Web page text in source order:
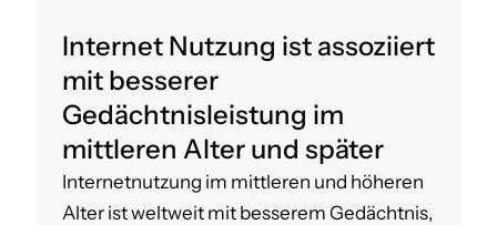
Internet Nutzung ist assoziiert
mit besserer
Gedächtnisleistung im
mittleren Alter und später
Internetnutzung im mittleren und höheren
Alter ist weltweit mit besserem Gedächtnis,